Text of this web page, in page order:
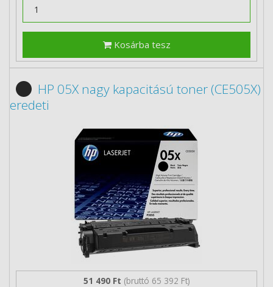
Kosárba tesz
HP 05X nagy kapacitású toner (CE505X)
eredeti
51 490 Ft (bruttó 65 392 Ft)